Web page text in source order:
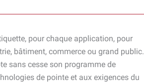
pour chaque application, pour
bâtiment, commerce ou grand public.
sans cesse son programme de
de pointe et aux exigences du